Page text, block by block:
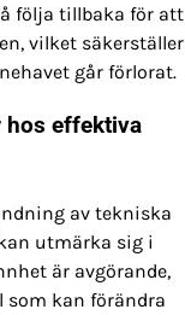
följa tillbaka för att
vilket säkerställer
går förlorat.
hos effektiva
av tekniska
utmärka sig i
är avgörande,
som kan förändra